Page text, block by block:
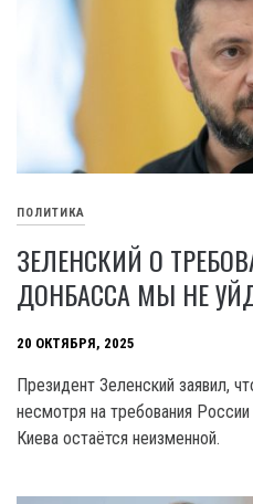
ПОЛИТИКА
ЗЕЛЕНСКИЙ О
ДОНБАССА МЫ НЕ
20 ОКТЯБРЯ, 2025
Президент Зеленский заявил,
несмотря на требования
Киева остаётся неизменной.